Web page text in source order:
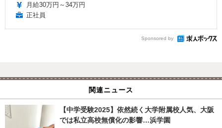
月給30万円～34万円
正社員
Sponsored by
関連ニュース
【中学受験2025】依然続く大学附属校人気、大阪
では私立高校無償化の影響…浜学園